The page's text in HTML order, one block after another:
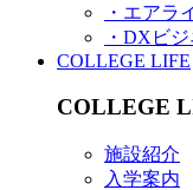
・エアラ
・DXビ
COLLEGE LIFE
COLLEGE
施設紹介
入学案内